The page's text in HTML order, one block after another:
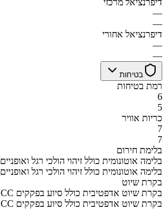
—
—
דיפרנציאל אחורי
—
—
בטיחות
רמת בטיחות
6
5
כריות אוויר
7
7
בלימת חירום
AEB בלימה אוטונומית כולל זיהוי הולכי רגל ואופניים
AEB בלימה אוטונומית כולל זיהוי הולכי רגל ואופניים
בקרת שיוט
ACC בקרת שיוט אדפטיבית כולל סיוע בפקקים
ACC בקרת שיוט אדפטיבית כולל סיוע בפקקים